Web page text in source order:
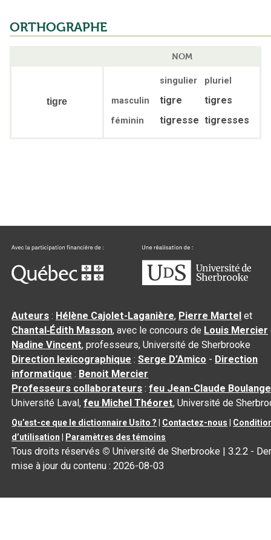
ORTHOGRAPHE
NOM
tigre
singulier
pluriel
masculin
tigre tigres
féminin tigresse tigresses
Auteurs : Hélène Cajolet-Laganière, Pierre Martel et
Chantal‑Édith Masson, avec le concours de Louis Mercier
Nadine Vincent, professeurs, Université de Sherbrooke
Direction lexicographique :Serge D’Amico - Direction
informatique : Benoit Mercier
Professeurs collaborateurs :feu Jean-Claude
Université Laval,feu Michel Théoret, Université de
Qu’est-ce que le dictionnaire Usito ? Contactez-nous
d’utilisation
Paramètres des témoins
Tous droits réservés © Université de Sherbrooke |3.2.2 -
mise à jour du contenu :2026-08-03